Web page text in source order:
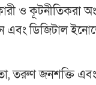
ও কূটনীতিকরা
এবং ডিজিটাল
তরুণ জনশক্তি